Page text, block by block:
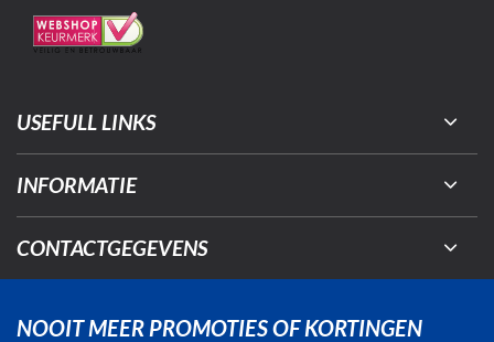
USEFULL LINKS
INFORMATIE
CONTACTGEGEVENS
NOOIT MEER PROMOTIES OF KORTINGEN